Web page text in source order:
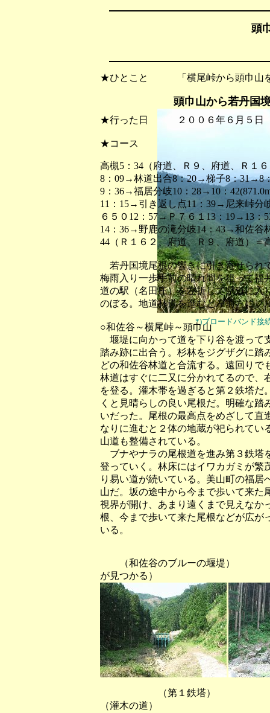
頭
★ひとこと 「横尾峠から頭巾山を
頭巾山から若丹国
*)ブロードバンド接
★行った日 ２００６年６月５
★コース
高槻5：34（府道、Ｒ９、府道、Ｒ１
8：09→林道出合8：20→梯子8：31→8
9：36→福居分岐10：28→10：
11：15→引き返し点11：39→尼来峠分
６５０12：57→Ｐ７６１13：19→13
14：36→野鹿の滝分岐14：43→和佐谷
44（Ｒ１６２、府道、Ｒ９、府道）＝
若丹国境尾根の響きに引き寄せられ
梅雨入り一歩手前の晴れ間を狙って福
道の駅（名田庄）を左折して県道に入
のぼる。地道林道を進むと左前方にブ
○和佐谷～横尾峠～頭巾山
堰堤に向かって道を下り谷を渡って
踏み跡に出合う。杉林をジグザグに踏
どの和佐谷林道と合流する。遠回り
林道はすぐに二又に分かれてるので、
を登る。灌木帯を過ぎると第２鉄塔
くと見晴らしの良い尾根だ。明確な
いだった。尾根の最高点をめざして直
なりに進むと２体の地蔵が祀られてい
山道も整備されている。
ブナやナラの尾根道を進み第３鉄塔
登っていく。林床にはイワカガミが繁
り易い道が続いている。美山町の福
山だ。坂の途中から今まで歩いて来た
視界が開け、あまり遠くまで見えなか
根、今まで歩いて来た尾根などが広が
いる。
（和佐谷のブルーの堰堤）
が見つかる）
（第１鉄塔） （
（灌木の道）